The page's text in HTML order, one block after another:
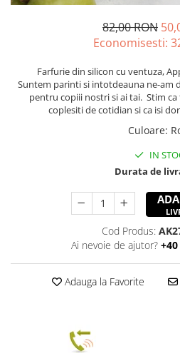
82,00 RON
Economisesti:
Farfurie din silicon cu ventuza,
Suntem parinti si intotdeauna ne-am
pentru copiii nostri si ai tai. Stim
coplesiti de cotidian si ca isi
Culoare:
IN
Durata de
Cod Produs:
Ai nevoie de ajutor?
Adauga la Favorite